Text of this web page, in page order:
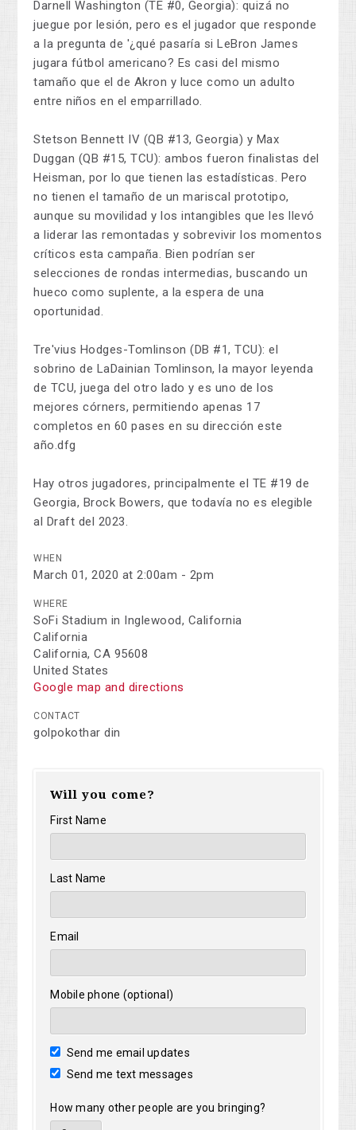
Darnell Washington (TE #0, Georgia): quizá no
juegue por lesión, pero es el jugador que responde
a la pregunta de '¿qué pasaría si LeBron James
jugara fútbol americano? Es casi del mismo
tamaño que el de Akron y luce como un adulto
entre niños en el emparrillado.
Stetson Bennett IV (QB #13, Georgia) y Max
Duggan (QB #15, TCU): ambos fueron finalistas del
Heisman, por lo que tienen las estadísticas. Pero
no tienen el tamaño de un mariscal prototipo,
aunque su movilidad y los intangibles que les llevó
a liderar las remontadas y sobrevivir los momentos
críticos esta campaña. Bien podrían ser
selecciones de rondas intermedias, buscando un
hueco como suplente, a la espera de una
oportunidad.
Tre'vius Hodges-Tomlinson (DB #1, TCU): el
sobrino de LaDainian Tomlinson, la mayor leyenda
de TCU, juega del otro lado y es uno de los
mejores córners, permitiendo apenas 17
completos en 60 pases en su dirección este
año.dfg
Hay otros jugadores, principalmente el TE #19 de
Georgia, Brock Bowers, que todavía no es elegible
al Draft del 2023.
WHEN
March 01, 2020 at 2:00am - 2pm
WHERE
SoFi Stadium in Inglewood, California
California
California, CA 95608
United States
Google map and directions
CONTACT
golpokothar din
Will you come?
First Name
Last Name
Email
Mobile phone (optional)
Send me email updates
Send me text messages
How many other people are you bringing?